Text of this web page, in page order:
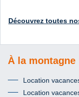
Découvrez toutes
À la montagne
Location
Location